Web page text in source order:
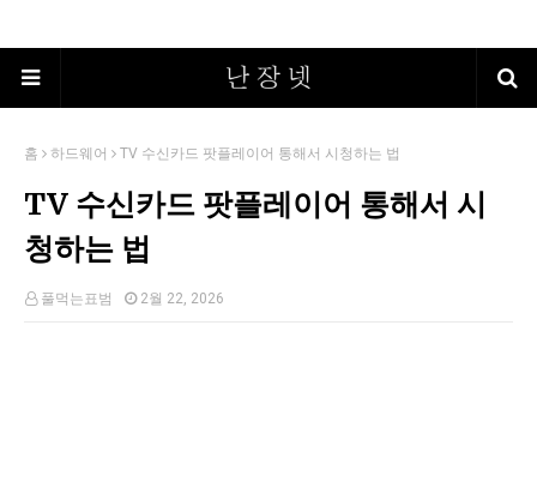
홈 하드웨어 TV 수신카드 팟플레이어 통해서 시청하는 법
TV 수신카드 팟플레이어 통해서 시
청하는 법
풀먹는표범 2월 22, 2026